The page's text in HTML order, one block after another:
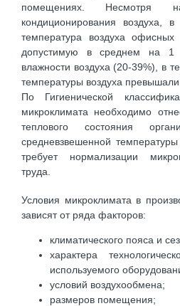
помещениях. Несмотря
кондиционирования воздуха,
температура воздуха
допустимую в среднем на 1
влажности воздуха (20-39%), в
температуры воздуха
По Гигиенической
микроклимата необходимо
теплового состояния
средневзвешенной
требует нормализации
труда.
Условия микроклимата в
зависят от ряда факторов:
климатического пояса и
характера
используемого
условий воздухообмена;
размеров помещения;